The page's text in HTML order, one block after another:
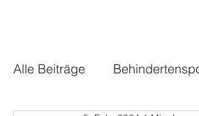
Alle Beiträge